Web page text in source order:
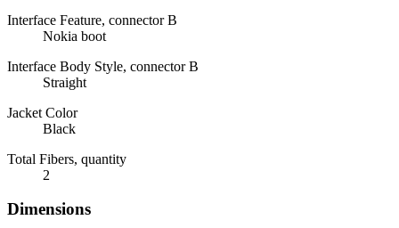
Interface Feature, connector B
Nokia boot
Interface Body Style, connector B
Straight
Jacket Color
Black
Total Fibers, quantity
2
Dimensions